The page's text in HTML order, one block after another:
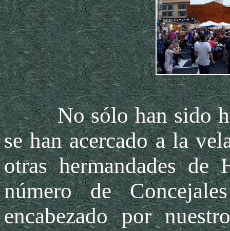
No sólo han sido
se han acercado a la
otras hermandades
número de
encabezado por